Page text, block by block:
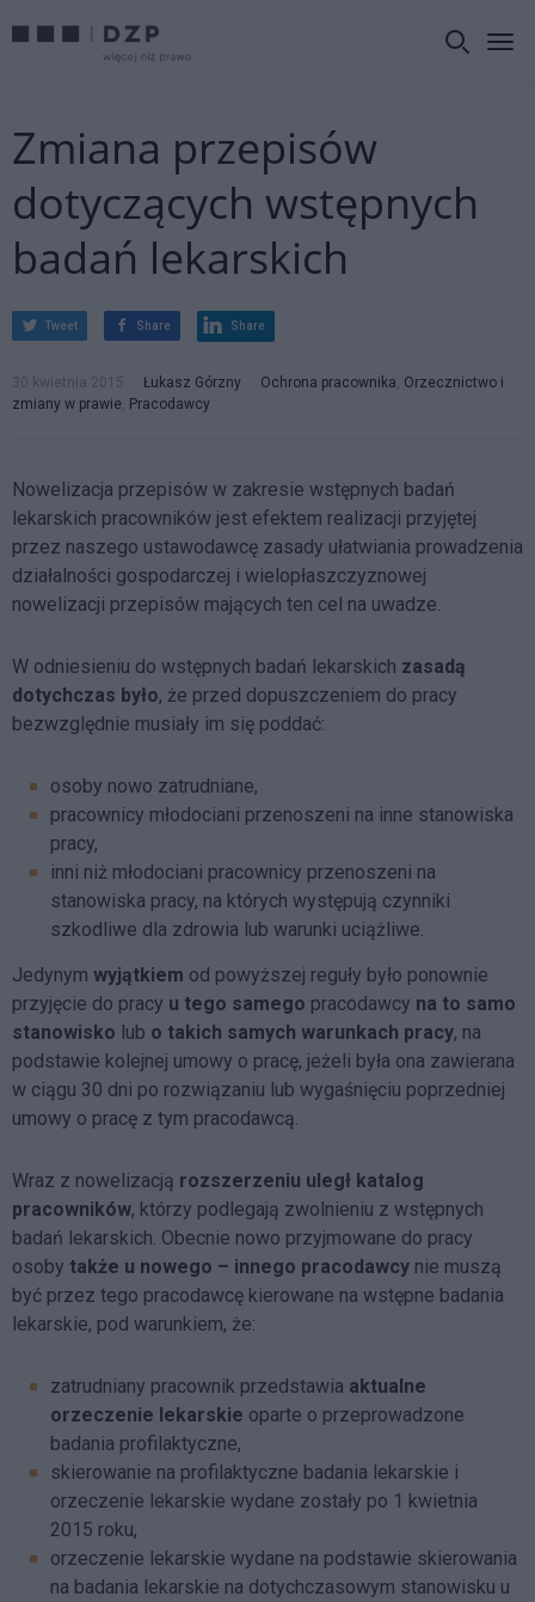
Zmiana przepisów
dotyczących wstępnych
badań lekarskich
Tweet Share Share
30 kwietnia 2015 Łukasz Górzny Ochrona pracownika, Orzecznictwo i
zmiany w prawie, Pracodawcy
Nowelizacja przepisów w zakresie wstępnych badań
lekarskich pracowników jest efektem realizacji przyjętej
przez naszego ustawodawcę zasady ułatwiania prowadzenia
działalności gospodarczej i wielopłaszczyznowej
nowelizacji przepisów mających ten cel na uwadze.
W odniesieniu do wstępnych badań lekarskich zasadą
dotychczas było, że przed dopuszczeniem do pracy
bezwzględnie musiały im się poddać:
osoby nowo zatrudniane,
pracownicy młodociani przenoszeni na inne stanowiska
pracy,
inni niż młodociani pracownicy przenoszeni na
stanowiska pracy, na których występują czynniki
szkodliwe dla zdrowia lub warunki uciążliwe.
Jedynym wyjątkiem od powyższej reguły było ponownie
przyjęcie do pracy u tego samego pracodawcy na to samo
stanowisko lub o takich samych warunkach pracy, na
podstawie kolejnej umowy o pracę, jeżeli była ona zawierana
w ciągu 30 dni po rozwiązaniu lub wygaśnięciu poprzedniej
umowy o pracę z tym pracodawcą.
Wraz z nowelizacją rozszerzeniu uległ katalog
pracowników, którzy podlegają zwolnieniu z wstępnych
badań lekarskich. Obecnie nowo przyjmowane do pracy
osoby także u nowego – innego pracodawcy nie muszą
być przez tego pracodawcę kierowane na wstępne badania
lekarskie, pod warunkiem, że:
zatrudniany pracownik przedstawia aktualne
orzeczenie lekarskie oparte o przeprowadzone
badania profilaktyczne,
skierowanie na profilaktyczne badania lekarskie i
orzeczenie lekarskie wydane zostały po 1 kwietnia
2015 roku,
orzeczenie lekarskie wydane na podstawie skierowania
na badania lekarskie na dotychczasowym stanowisku u